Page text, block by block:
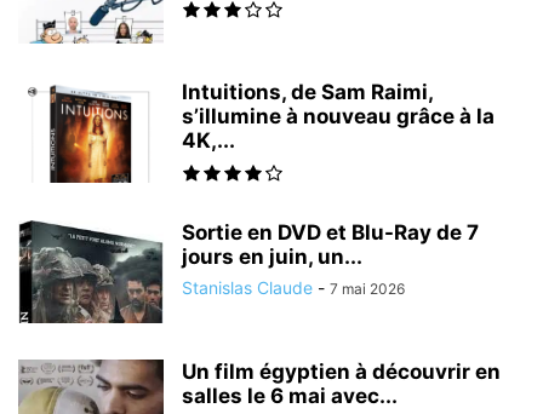
Intuitions, de Sam Raimi,
s’illumine à nouveau grâce à la
4K,...
Sortie en DVD et Blu-Ray de 7
jours en juin, un...
Stanislas Claude - 7 mai 2026
Un film égyptien à découvrir en
salles le 6 mai avec...